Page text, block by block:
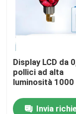
Casa
Display LCD da
pollici ad alta
luminosità 1000
Invia